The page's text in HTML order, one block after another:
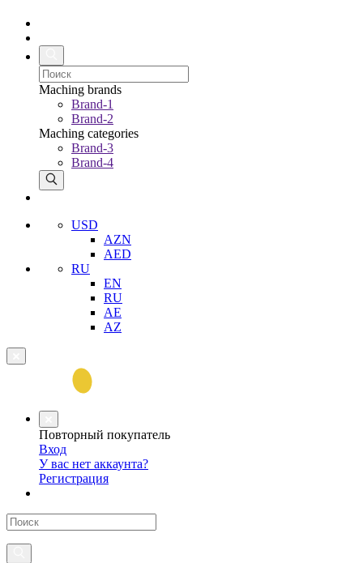
Maching brands
Brand-1
Brand-2
Maching categories
Brand-3
Brand-4
USD
AZN
AED
RU
EN
RU
AE
AZ
Повторный покупатель
Вход
У вас нет аккаунта?
Регистрация